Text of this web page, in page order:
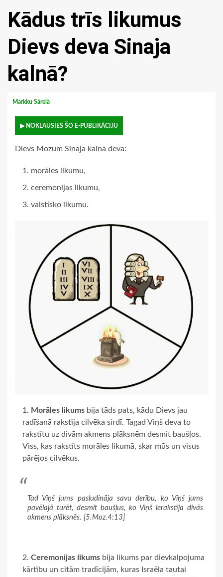
Kādus trīs likumus
Dievs deva Sinaja
kalnā?
Markku Särelä
▶ NOKLAUSIES ŠO E-PUBLIKĀCIJU
Dievs Mozum Sinaja kalnā deva:
morāles likumu,
ceremonijas likumu,
valstisko likumu.
Morāles likums bija tāds pats, kādu Dievs jau
radīšanā rakstīja cilvēka sirdī. Tagad Viņš deva to
rakstītu uz divām akmens plāksnēm desmit baušļos.
Viss, kas rakstīts morāles likumā, skar mūs un visus
pārējos cilvēkus.
Tad Viņš jums pasludināja savu derību, ko Viņš jums
pavēlajā turēt, desmit baušļus, ko Viņš ierakstīja divās
akmens plāksnēs. [5.Moz.4:13]
Ceremonijas likums bija likums par dievkalpojuma
kārtību un citām tradīcijām, kuras Israēla tautai